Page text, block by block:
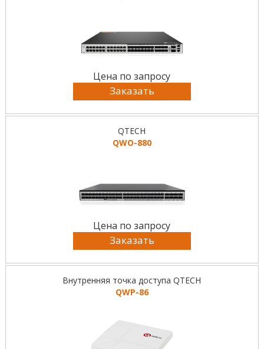
Цена по запросу
Заказать
QTECH
QWO-880
Цена по запросу
Заказать
Внутренняя точка доступа QTECH
QWP-86